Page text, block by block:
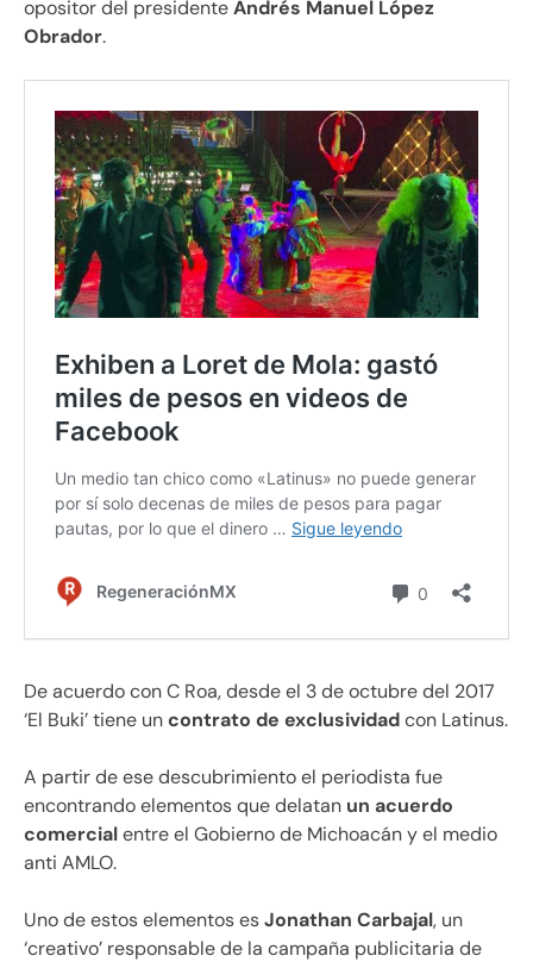
opositor del presidenteAndrés Manuel López
Obrador.
De acuerdo con C Roa, desde el 3 de octubre del 2017
‘El Buki’ tiene uncontrato de exclusividadcon Latinus.
A partir de ese descubrimiento el periodista fue
encontrando elementos que delatan un acuerdo
comercialentre el Gobierno de Michoacán y el medio
anti AMLO.
Uno de estos elementos esJonathan Carbajal, un
‘creativo’ responsable de la campaña publicitaria de